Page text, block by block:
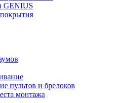
GENIUS
пультов и брелоков
монтажа